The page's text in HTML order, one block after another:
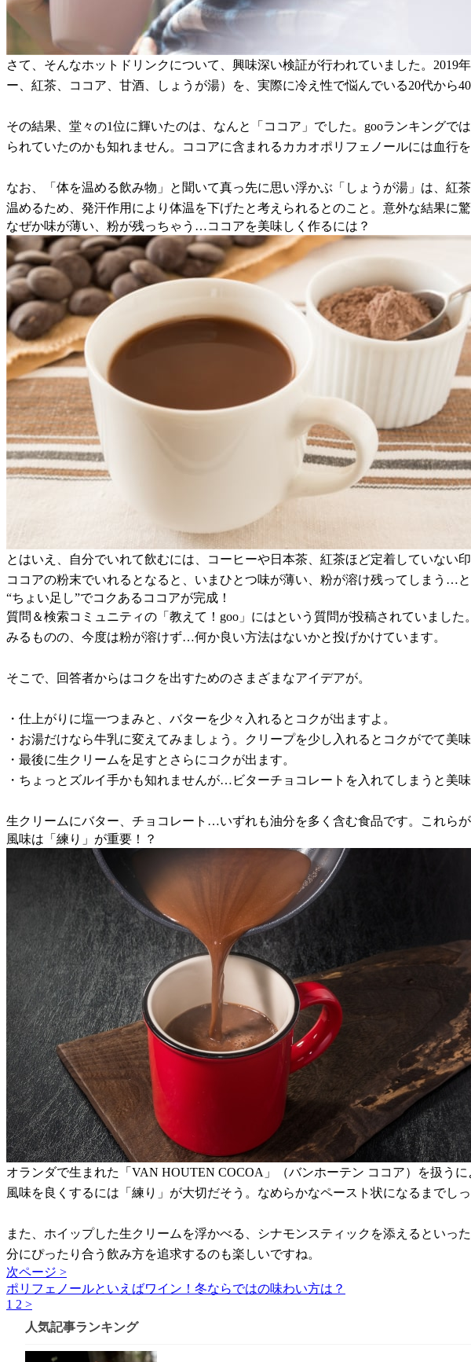
さて、そんなホットドリンクについて、興味深い検証が行われていました。
ー、紅茶、ココア、甘酒、しょうが湯）を、実際に冷え性で悩んでいる20代から
その結果、堂々の1位に輝いたのは、なんと「ココア」でした。gooランキング
られていたのかも知れません。ココアに含まれるカカオポリフェノールには血行
なお、「体を温める飲み物」と聞いて真っ先に思い浮かぶ「しょうが湯」は、
温めるため、発汗作用により体温を下げたと考えられるとのこと。意外な結果に驚
なぜか味が薄い、粉が残っちゃう…ココアを美味しく作るには？
とはいえ、自分でいれて飲むには、コーヒーや日本茶、紅茶ほど定着していな
ココアの粉末でいれるとなると、いまひとつ味が薄い、粉が溶け残ってしまう…
“ちょい足し”でコクあるココアが完成！
質問＆検索コミュニティの「教えて！goo」にはという質問が投稿されていまし
みるものの、今度は粉が溶けず…何か良い方法はないかと投げかけています。
そこで、回答者からはコクを出すためのさまざまなアイデアが。
・仕上がりに塩一つまみと、バターを少々入れるとコクが出ますよ。
・お湯だけなら牛乳に変えてみましょう。クリープを少し入れるとコクがでて美味
・最後に生クリームを足すとさらにコクが出ます。
・ちょっとズルイ手かも知れませんが…ビターチョコレートを入れてしまうと美味
生クリームにバター、チョコレート…いずれも油分を多く含む食品です。これら
風味は「練り」が重要！？
オランダで生まれた「VAN HOUTEN COCOA」（バンホーテン ココア）を扱うに
風味を良くするには「練り」が大切だそう。なめらかなペースト状になるまでし
また、ホイップした生クリームを浮かべる、シナモンスティックを添えるとい
分にぴったり合う飲み方を追求するのも楽しいですね。
次ページ >
ポリフェノールといえばワイン！冬ならではの味わい方は？
1 2 >
人気記事ランキング